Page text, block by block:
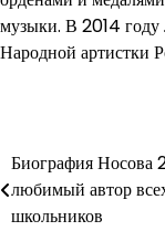
музыки. В 2014 году
Народной артистки
по
записям
Биография Носова
любимый автор
школьников